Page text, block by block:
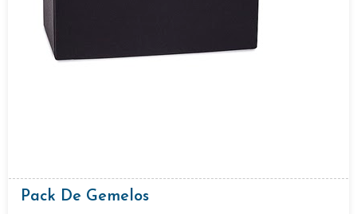
Pack De Gemelos